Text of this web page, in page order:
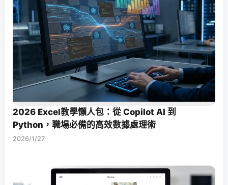
2026 Excel教學懶人包：從 Copilot AI 到
Python，職場必備的高效數據處理術
2026/1/27